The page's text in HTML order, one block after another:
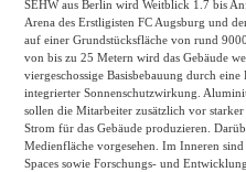
SEHW aus Berlin wird Weitblick 1.7 bis
Arena des Erstligisten FC Augsburg und
auf einer Grundstücksfläche von rund
von bis zu 25 Metern wird das Gebäude
viergeschossige Basisbebauung durch eine
integrierter Sonnenschutzwirkung.
sollen die Mitarbeiter zusätzlich vor
Strom für das Gebäude produzieren.
Medienfläche vorgesehen. Im Inneren
Spaces sowie Forschungs- und